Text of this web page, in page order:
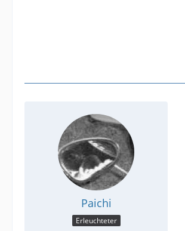
Paichi
Erleuchteter